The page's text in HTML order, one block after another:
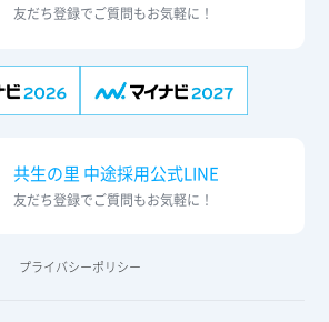
友だち登録でご質問もお気軽に！
共生の里 中途採用公式LINE
友だち登録でご質問もお気軽に！
プライバシーポリシー